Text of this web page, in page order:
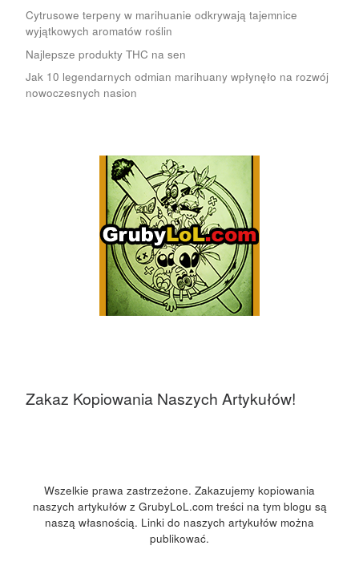
Cytrusowe terpeny w marihuanie odkrywają tajemnice
wyjątkowych aromatów roślin
Najlepsze produkty THC na sen
Jak 10 legendarnych odmian marihuany wpłynęło na rozwój
nowoczesnych nasion
Zakaz Kopiowania Naszych Artykułów!
Wszelkie prawa zastrzeżone. Zakazujemy kopiowania
naszych artykułów z GrubyLoL.com treści na tym blogu są
naszą własnością. Linki do naszych artykułów można
publikować.